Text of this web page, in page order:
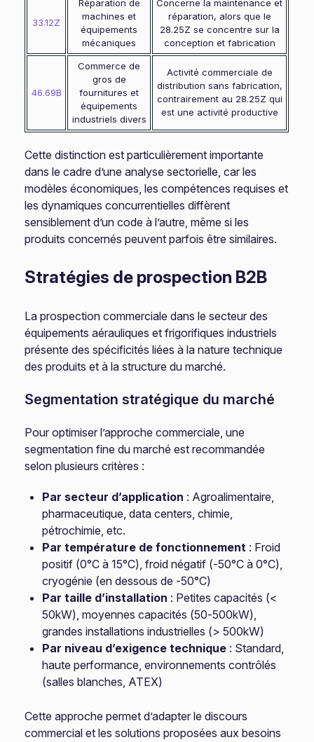
33.12Z
Réparation de
machines et
équipements
mécaniques
Concerne la maintenance et
réparation, alors que le
28.25Z se concentre sur la
conception et fabrication
46.69B
Commerce de
gros de
fournitures et
équipements
industriels divers
Activité commerciale de
distribution sans fabrication,
contrairement au 28.25Z qui
est une activité productive
Cette distinction est particulièrement importante
dans le cadre d’une analyse sectorielle, car les
modèles économiques, les compétences requises et
les dynamiques concurrentielles diffèrent
sensiblement d’un code à l’autre, même si les
produits concernés peuvent parfois être similaires.
Stratégies de prospection B2B
La prospection commerciale dans le secteur des
équipements aérauliques et frigorifiques industriels
présente des spécificités liées à la nature technique
des produits et à la structure du marché.
Segmentation stratégique du marché
Pour optimiser l’approche commerciale, une
segmentation fine du marché est recommandée
selon plusieurs critères :
Par secteur d’application : Agroalimentaire,
pharmaceutique, data centers, chimie,
pétrochimie, etc.
Par température de fonctionnement : Froid
positif (0°C à 15°C), froid négatif (-50°C à 0°C),
cryogénie (en dessous de -50°C)
Par taille d’installation : Petites capacités (<
50kW), moyennes capacités (50-500kW),
grandes installations industrielles (> 500kW)
Par niveau d’exigence technique : Standard,
haute performance, environnements contrôlés
(salles blanches, ATEX)
Cette approche permet d’adapter le discours
commercial et les solutions proposées aux besoins